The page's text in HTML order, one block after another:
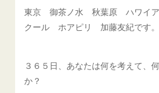
東京 御茶ノ水 秋葉原 ハワイア
クール ホアピリ 加藤友紀です。
３６５日、あなたは何を考えて、
か？